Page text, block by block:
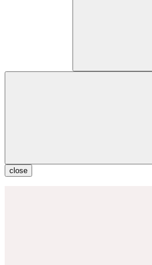
close